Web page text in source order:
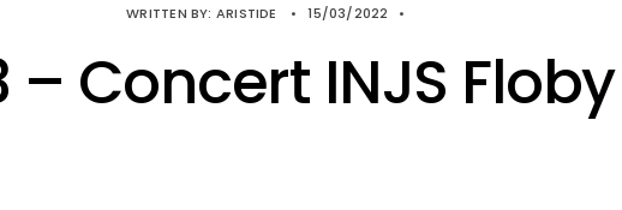
WRITTEN BY: ARISTIDE • 15/03/2022 •
– Concert INJS Floby